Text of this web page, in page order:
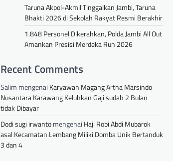
Taruna Akpol-Akmil Tinggalkan Jambi, Taruna
Bhakti 2026 di Sekolah Rakyat Resmi Berakhir
1.848 Personel Dikerahkan, Polda Jambi All Out
Amankan Presisi Merdeka Run 2026
Recent Comments
Salim mengenai Karyawan Magang Artha Marsindo
Nusantara Karawang Keluhkan Gaji sudah 2 Bulan
tidak Dibayar
Dodi sugi irwantomengenai Haji Robi Abdi Mubarok
asal Kecamatan Lembang Miliki Domba Unik Bertanduk
3 dan 4